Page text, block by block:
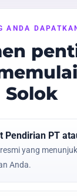
ANDA
Solok
Pendirian PT
yang
Anda.